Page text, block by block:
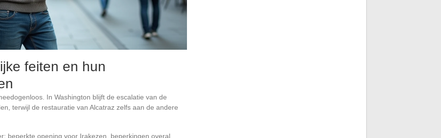
feiten en hun
In Washington blijft de escalatie van de
terwijl de restauratie van Alcatraz zelfs aan de andere
beperkte opening voor Irakezen, beperkingen overal